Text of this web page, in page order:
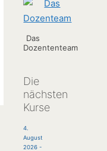
Das
Dozententeam
Die
nächsten
Kurse
4.
August
2026 -